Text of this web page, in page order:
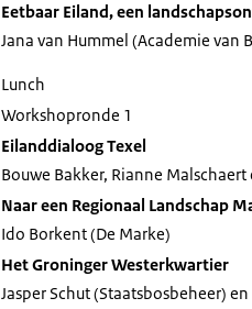
Eetbaar Eiland, een
Jana van Hummel (Academie van
Lunch
Workshopronde 1
Eilanddialoog Texel
Bouwe Bakker, Rianne
Naar een Regionaal Landschap
Ido Borkent (De Marke)
Het Groninger Westerkwartier
Jasper Schut (Staatsbosbeheer)